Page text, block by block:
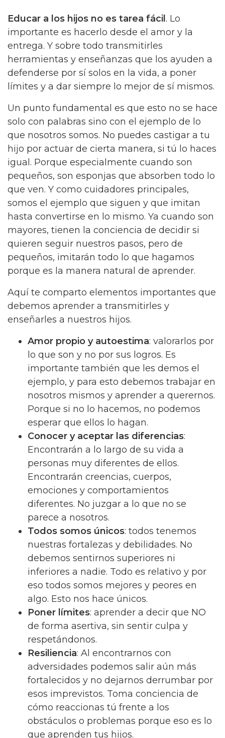
Educar a los hijos no es tarea fácil . Lo
importante es hacerlo desde el amor y la
entrega. Y sobre todo transmitirles
herramientas y enseñanzas que los ayuden a
defenderse por sí solos en la vida, a poner
límites y a dar siempre lo mejor de sí mismos.
Un punto fundamental es que esto no se hace
solo con palabras sino con el ejemplo de lo
que nosotros somos. No puedes castigar a tu
hijo por actuar de cierta manera, si tú lo haces
igual. Porque especialmente cuando son
pequeños, son esponjas que absorben todo lo
que ven. Y como cuidadores principales,
somos el ejemplo que siguen y que imitan
hasta convertirse en lo mismo. Ya cuando son
mayores, tienen la conciencia de decidir si
quieren seguir nuestros pasos, pero de
pequeños, imitarán todo lo que hagamos
porque es la manera natural de aprender.
Aquí te comparto elementos importantes que
debemos aprender a transmitirles y
enseñarles a nuestros hijos.
Amor propio y autoestima: valorarlos por
lo que son y no por sus logros. Es
importante también que les demos el
ejemplo, y para esto debemos trabajar en
nosotros mismos y aprender a querernos.
Porque si no lo hacemos, no podemos
esperar que ellos lo hagan.
Conocer y aceptar las diferencias:
Encontrarán a lo largo de su vida a
personas muy diferentes de ellos.
Encontrarán creencias, cuerpos,
emociones y comportamientos
diferentes. No juzgar a lo que no se
parece a nosotros.
Todos somos únicos: todos tenemos
nuestras fortalezas y debilidades. No
debemos sentirnos superiores ni
inferiores a nadie. Todo es relativo y por
eso todos somos mejores y peores en
algo. Esto nos hace únicos.
Poner límites: aprender a decir que NO
de forma asertiva, sin sentir culpa y
respetándonos.
Resiliencia: Al encontrarnos con
adversidades podemos salir aún más
fortalecidos y no dejarnos derrumbar por
esos imprevistos. Toma conciencia de
cómo reaccionas tú frente a los
obstáculos o problemas porque eso es lo
que aprenden tus hijos.